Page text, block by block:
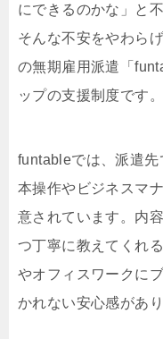
にできるのかな」と
そんな不安をやわら
の無期雇用派遣「
ップの支援制度です。
funtableでは、派遣
本操作やビジネスマ
意されています。内
つ丁寧に教えてくれ
やオフィスワークに
かれない安心感があり